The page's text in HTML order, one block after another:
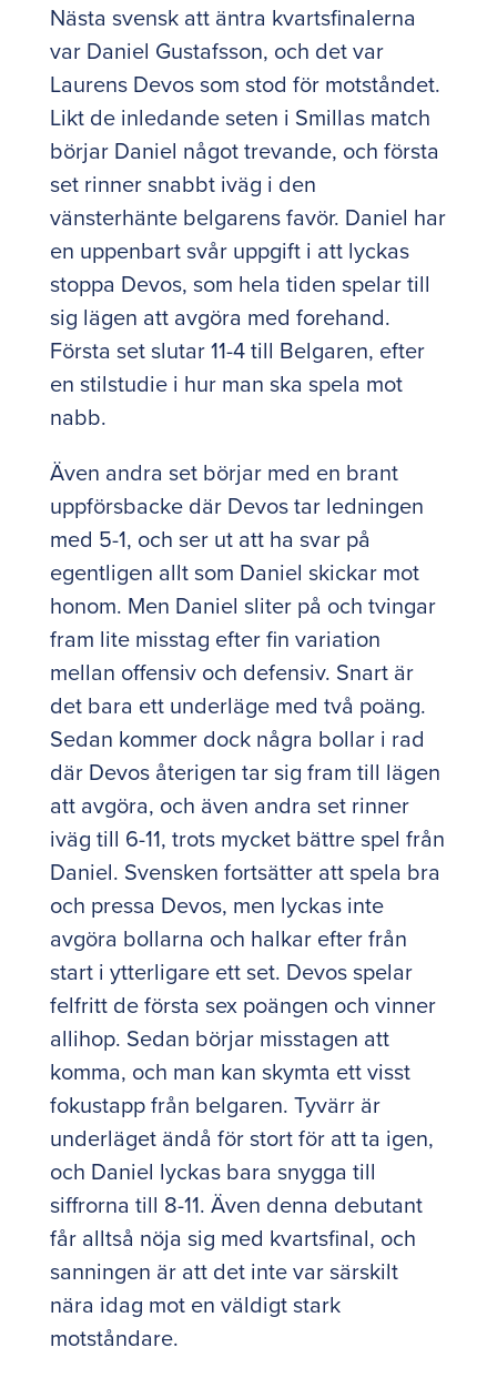
Nästa svensk att äntra kvartsfinalerna
var Daniel Gustafsson, och det var
Laurens Devos som stod för motståndet.
Likt de inledande seten i Smillas match
börjar Daniel något trevande, och första
set rinner snabbt iväg i den
vänsterhänte belgarens favör. Daniel har
en uppenbart svår uppgift i att lyckas
stoppa Devos, som hela tiden spelar till
sig lägen att avgöra med forehand.
Första set slutar 11-4 till Belgaren, efter
en stilstudie i hur man ska spela mot
nabb.
Även andra set börjar med en brant
uppförsbacke där Devos tar ledningen
med 5-1, och ser ut att ha svar på
egentligen allt som Daniel skickar mot
honom. Men Daniel sliter på och tvingar
fram lite misstag efter fin variation
mellan offensiv och defensiv. Snart är
det bara ett underläge med två poäng.
Sedan kommer dock några bollar i rad
där Devos återigen tar sig fram till lägen
att avgöra, och även andra set rinner
iväg till 6-11, trots mycket bättre spel från
Daniel. Svensken fortsätter att spela bra
och pressa Devos, men lyckas inte
avgöra bollarna och halkar efter från
start i ytterligare ett set. Devos spelar
felfritt de första sex poängen och vinner
allihop. Sedan börjar misstagen att
komma, och man kan skymta ett visst
fokustapp från belgaren. Tyvärr är
underläget ändå för stort för att ta igen,
och Daniel lyckas bara snygga till
siffrorna till 8-11. Även denna debutant
får alltså nöja sig med kvartsfinal, och
sanningen är att det inte var särskilt
nära idag mot en väldigt stark
motståndare.